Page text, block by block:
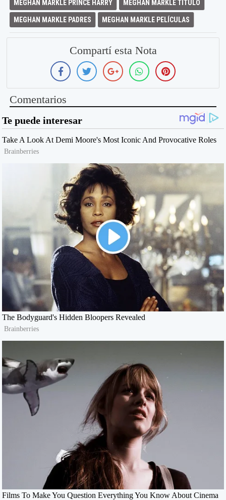
MEGHAN MARKLE PRINCE HARRY MEGHAN MARKLE TÍTULO
MEGHAN MARKLE PADRES MEGHAN MARKLE PELÍCULAS
Compartí esta Nota
Comentarios